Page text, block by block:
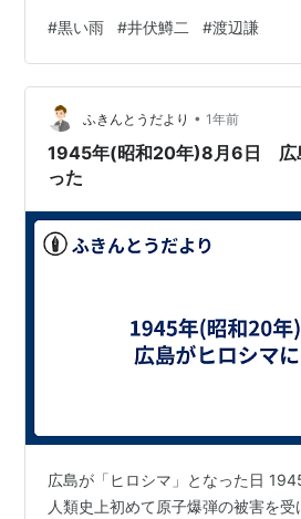
人公にした物語である。 彼の語りを
と、被爆直後の地獄のような体験
ている。極めて重いテーマだが日
愛着やあたたかさが感じられる。
働ができない重松は、同居する姪
ながら日々を過ごしている。 矢須子
#黒い雨 #井伏鱒二 #渡辺謙
ふきんとうだより • 1年前
1945年(昭和20年)8月6日 広
った
広島が「ヒロシマ」となった日
人類史上初めて原子爆弾の被害を受